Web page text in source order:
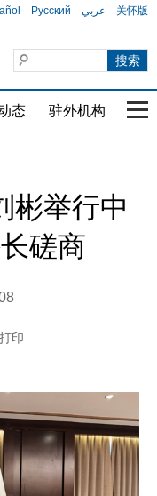
Русский عربي 关怀版
态 驻外机构 国
彬举行中
磋商
打印